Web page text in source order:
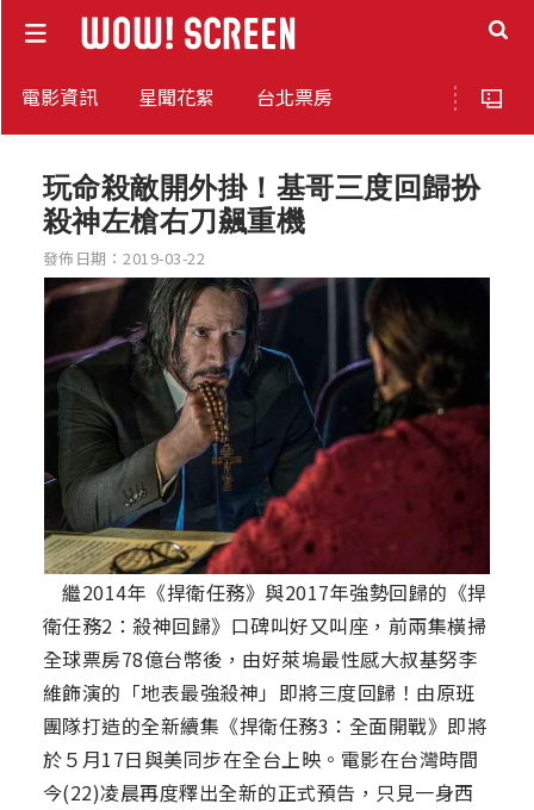
電影資訊 星聞花絮 台北票房
玩命殺敵開外掛！基哥三度回歸扮
殺神左槍右刀飆重機
發佈日期：2019-03-22
繼2014年《捍衛任務》與2017年強勢回歸的《捍
衛任務2：殺神回歸》口碑叫好又叫座，前兩集橫掃
全球票房78億台幣後，由好萊塢最性感大叔基努李
維飾演的「地表最強殺神」即將三度回歸！由原班
團隊打造的全新續集《捍衛任務3：全面開戰》即將
於５月17日與美同步在全台上映。電影在台灣時間
今(22)凌晨再度釋出全新的正式預告，只見一身西